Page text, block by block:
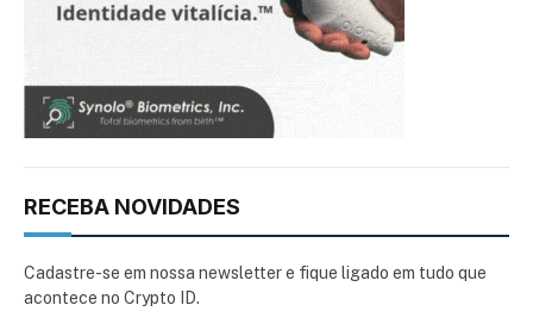
RECEBA NOVIDADES
Cadastre-se em nossa newsletter e fique ligado em tudo que
acontece no Crypto ID.